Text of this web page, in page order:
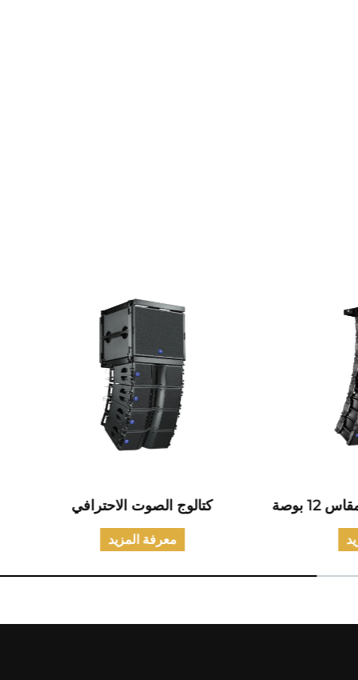
الصوت الاحترافي كتالوج منتجات الصوت